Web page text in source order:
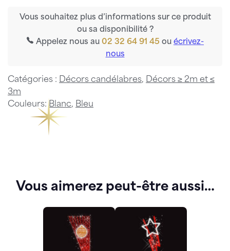
Vous souhaitez plus d’informations sur ce produit
ou sa disponibilité ?
Appelez nous au 02 32 64 91 45 ou écrivez-
nous
Catégories : Décors candélabres, Décors ≥ 2m et ≤
3m
Couleurs:Blanc, Bleu
Vous aimerez peut-être aussi…